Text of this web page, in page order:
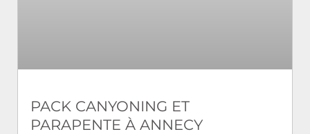
PACK CANYONING ET
PARAPENTE À ANNECY